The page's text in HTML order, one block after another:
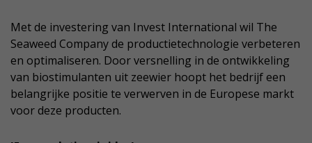
Met de investering van Invest International wil The
Seaweed Company de productietechnologie verbeteren
en optimaliseren. Door versnelling in de ontwikkeling
van biostimulanten uit zeewier hoopt het bedrijf een
belangrijke positie te verwerven in de Europese markt
voor deze producten.